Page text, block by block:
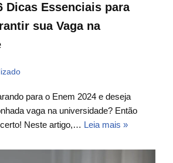
Dicas Essenciais para
sua Vaga na
para o Enem 2024 e deseja
vaga na universidade? Então
Neste artigo,… Leia mais »